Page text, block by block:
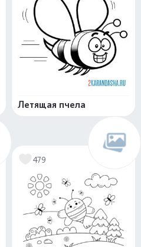
Летящая пчела
479